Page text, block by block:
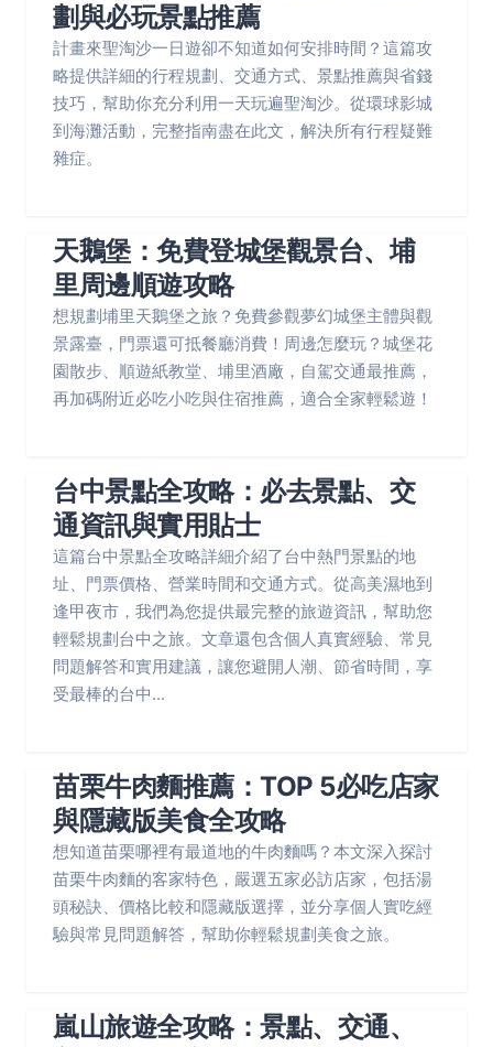
劃與必玩景點推薦
計畫來聖淘沙一日遊卻不知道如何安排時間？這篇攻
略提供詳細的行程規劃、交通方式、景點推薦與省錢
技巧，幫助你充分利用一天玩遍聖淘沙。從環球影城
到海灘活動，完整指南盡在此文，解決所有行程疑難
雜症。
天鵝堡：免費登城堡觀景台、埔
里周邊順遊攻略
想規劃埔里天鵝堡之旅？免費參觀夢幻城堡主體與觀
景露臺，門票還可抵餐廳消費！周邊怎麼玩？城堡花
園散步、順遊紙教堂、埔里酒廠，自駕交通最推薦，
再加碼附近必吃小吃與住宿推薦，適合全家輕鬆遊！
台中景點全攻略：必去景點、交
通資訊與實用貼士
這篇台中景點全攻略詳細介紹了台中熱門景點的地
址、門票價格、營業時間和交通方式。從高美濕地到
逢甲夜市，我們為您提供最完整的旅遊資訊，幫助您
輕鬆規劃台中之旅。文章還包含個人真實經驗、常見
問題解答和實用建議，讓您避開人潮、節省時間，享
受最棒的台中...
苗栗牛肉麵推薦：TOP 5必吃店家
與隱藏版美食全攻略
想知道苗栗哪裡有最道地的牛肉麵嗎？本文深入探討
苗栗牛肉麵的客家特色，嚴選五家必訪店家，包括湯
頭秘訣、價格比較和隱藏版選擇，並分享個人實吃經
驗與常見問題解答，幫助你輕鬆規劃美食之旅。
嵐山旅遊全攻略：景點、交通、